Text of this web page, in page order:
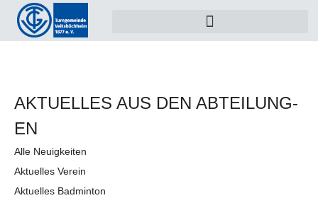
AKTUELLES AUS DEN AB­TEI­LUNG­
EN
Alle Neuigkeiten
Aktuelles Verein
Aktuelles Badminton